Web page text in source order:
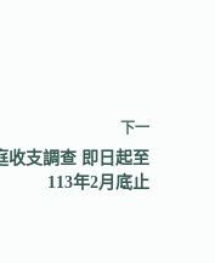
下一
收支調查 即日起至
113年2月底止